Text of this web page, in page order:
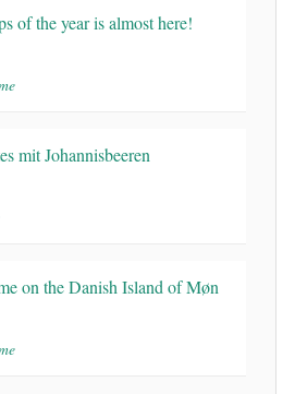
of the year is almost here!
mit Johannisbeeren
on the Danish Island of Møn